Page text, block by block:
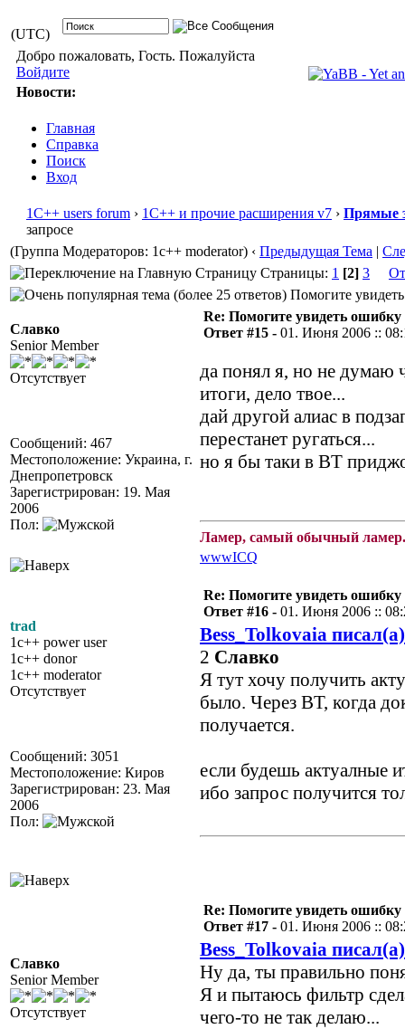
(UTC)
Добро пожаловать, Гость. Пожалуйста
Войдите
Новости:
Главная
Справка
Поиск
Вход
1С++ users forum › 1С++ и прочие расширения v7 › Прямые
запросе
(Группа Модераторов: 1c++ moderator) ‹ Предыдущая Тема |
Страницы: 1 [2] 3
Помогите
Славко
Senior Member
Отсутствует
Сообщений: 467
Местоположение: Украина, г.
Днепропетровск
Зарегистрирован: 19. Мая
2006
Пол:
Re: Помогите увидеть ошибку
Ответ #15 - 01. Июня 2006 ::
да понял я, но не думаю
итоги, дело твое...
дай другой алиас в
перестанет ругаться...
но я бы таки в ВТ
Ламер, самый обычный
wwwICQ
trad
1c++ power user
1c++ donor
1c++ moderator
Отсутствует
Сообщений: 3051
Местоположение: Киров
Зарегистрирован: 23. Мая
2006
Пол:
Re: Помогите увидеть ошибку
Ответ #16 - 01. Июня 2006 ::
Bess_Tolkovaia писал(а)
2 Славко
Я тут хочу получить
было. Через ВТ, когда
получается.
если будешь актуалные
ибо запрос получится
Славко
Senior Member
Отсутствует
Re: Помогите увидеть ошибку
Ответ #17 - 01. Июня 2006 ::
Bess_Tolkovaia писал(а)
Ну да, ты правильно
Я и пытаюсь фильтр
чего-то не так делаю...